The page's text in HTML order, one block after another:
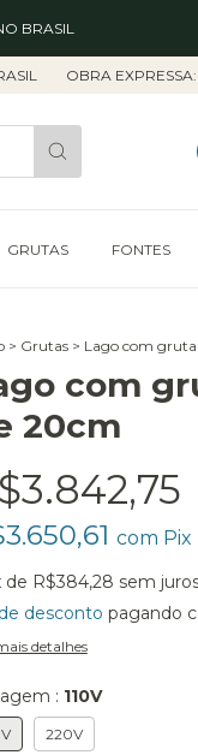
BRASIL
EXPRESSA:
GRUTAS FONTES
> Grutas > Lago com
com
20cm
com Pix
de R$384,28 sem
desconto pagando
detalhes
: 110V
220V